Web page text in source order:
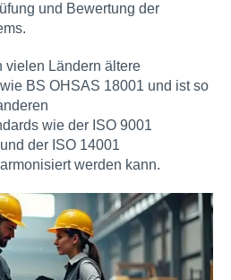
und Bewertung der
vielen Ländern ältere
BS OHSAS 18001 und ist so
wie der ISO 9001
der ISO 14001
werden kann.